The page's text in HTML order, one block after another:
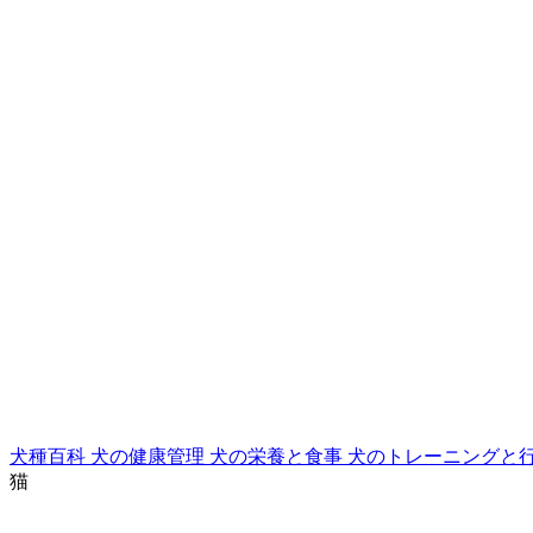
犬種百科 犬の健康管理 犬の栄養と食事 犬のトレーニングと
猫